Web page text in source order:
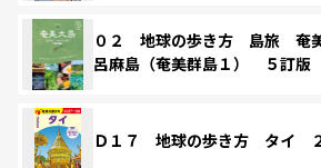
０２ 地球の歩き方 島旅 奄
呂麻島（奄美群島１） ５訂版
Ｄ１７ 地球の歩き方 タイ ２